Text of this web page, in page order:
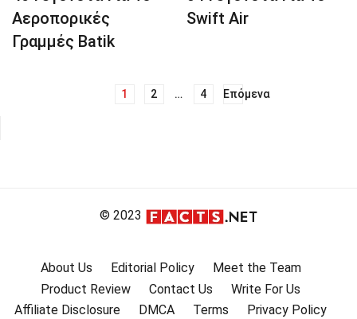
Αεροπορικές
Γραμμές Batik
Swift Air
1 2 … 4 Επόμενα
© 2023
About Us Editorial Policy
Meet the Team
Product Review
Contact Us
Write For Us
Affiliate Disclosure
DMCA Terms
Privacy Policy